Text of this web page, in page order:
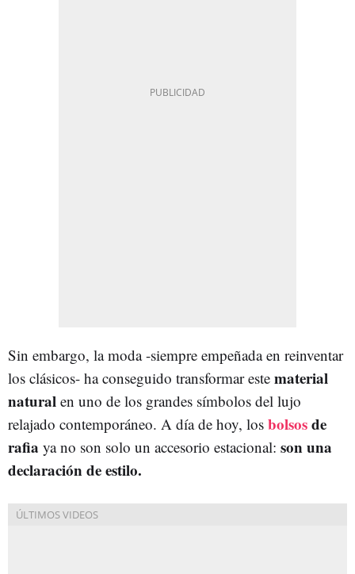
Sin embargo, la moda -siempre empeñada en reinventar
los clásicos- ha conseguido transformar este material
natural en uno de los grandes símbolos del lujo
relajado contemporáneo. A día de hoy, los bolsosde
rafia ya no son solo un accesorio estacional: son una
declaración de estilo.